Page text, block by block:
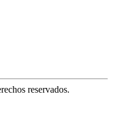
reservados.